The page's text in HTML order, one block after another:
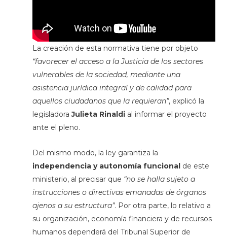
La creación de esta normativa tiene por objeto
“favorecer el acceso a la Justicia de los sectores
vulnerables de la sociedad, mediante una
asistencia jurídica integral y de calidad para
aquellos ciudadanos que la requieran”, explicó la
legisladoraJulieta Rinaldial informar el proyecto
ante el pleno.
Del mismo modo, la ley garantiza la
independencia y autonomía funcionalde este
ministerio, al precisar que “no se halla sujeto a
instrucciones o directivas emanadas de órganos
ajenos a su estructura”. Por otra parte, lo relativo a
su organización, economía financiera y de recursos
humanos dependerá del Tribunal Superior de